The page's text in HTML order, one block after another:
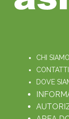
CHI SIAMO
CONTATTI
DOVE